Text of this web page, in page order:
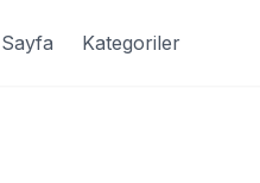
Kategoriler